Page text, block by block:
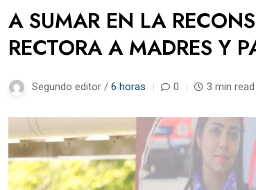
A SUMAR EN LA
RECTORA A MADRES Y
Segundo editor / 6 horas 0 3 min read